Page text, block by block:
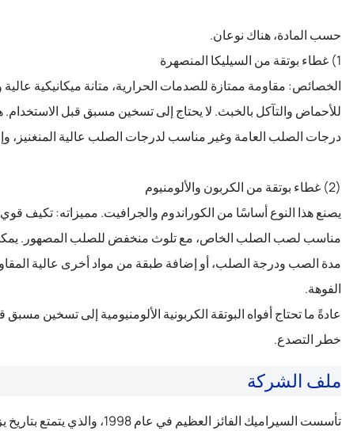
حسب المادة، هناك نوعان.
1) غطاء بوتقة من السيليكا المنصهرة
الخصائص: مقاومة ممتازة للصدمات الحرارية، متانة ميكانيكية عالية
للأحماض والتآكل بالخبث. لا يحتاج إلى تسخين مسبق قبل
درجات الصلب العامة وغير مناسب لدرجات الصلب عالية المنغنيز،
(2) غطاء بوتقة من الكربون والألومنيوم
يصنع هذا النوع أساسًا من الكوراندوم والجرافيت. مميزاته: تكيف
مناسب لصب الصلب الخاص، مع تلوث منخفض للصلب المصهور.
مدة الصب ودرجة الصلب، أو إضافة طبقة من مواد أخرى عالية
الفوهة.
عادةً ما تحتاج أفواه البوتقة الكربونية الألومنيومية إلى تسخين مسبق
خطر التصدع.
ملف الشركة